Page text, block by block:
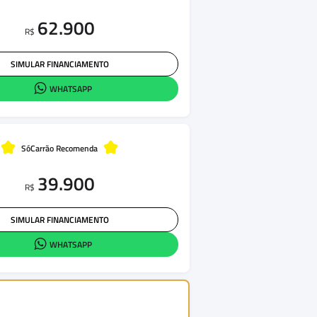
R$ 62.900
SIMULAR FINANCIAMENTO
WHATSAPP
SóCarrão Recomenda
R$ 39.900
SIMULAR FINANCIAMENTO
WHATSAPP